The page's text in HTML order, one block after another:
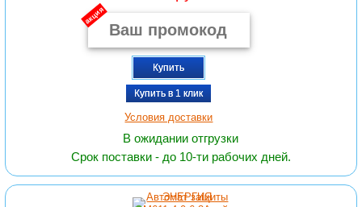
акция
Купить
Купить в 1 клик
Условия доставки
В ожидании отгрузки
Срок поставки - до 10-ти рабочих дней.